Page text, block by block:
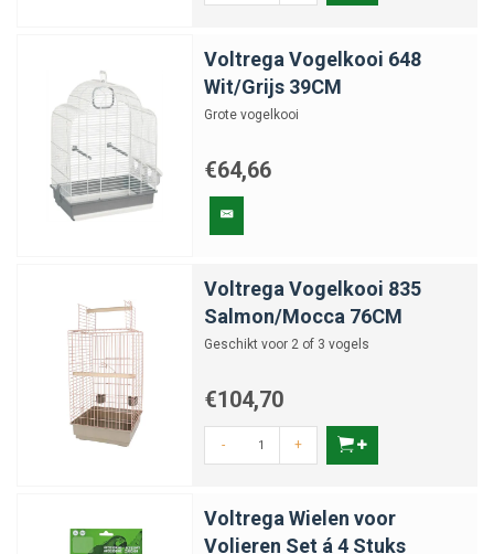
Voltrega Vogelkooi 648
Wit/Grijs 39CM
Grote vogelkooi
€64,66
Voltrega Vogelkooi 835
Salmon/Mocca 76CM
Geschikt voor 2 of 3 vogels
€104,70
- +
Voltrega Wielen voor
Volieren Set á 4 Stuks